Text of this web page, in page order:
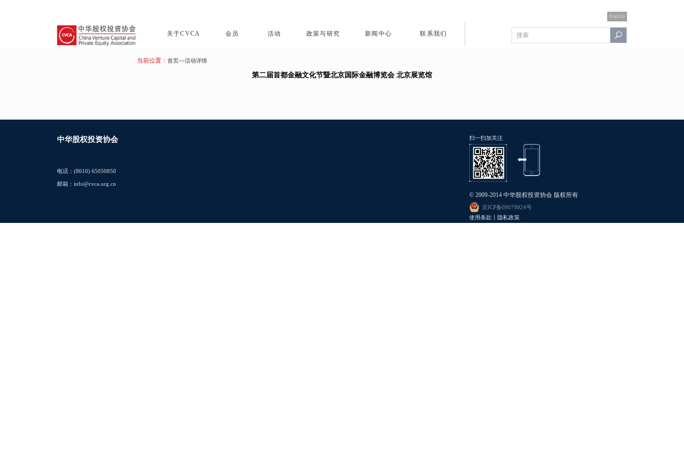
English
关于CVCA 会员 活动 政策与研究 新闻中心 联系我们
当前位置： 首页>>活动详情
第二届首都金融文化节暨北京国际金融博览会 北京展览馆
中华股权投资协会
电话：(8610) 65050850
邮箱：info@cvca.org.cn
扫一扫加关注
© 2009-2014 中华股权投资协会 版权所有
京ICP备09079924号
使用条款丨隐私政策